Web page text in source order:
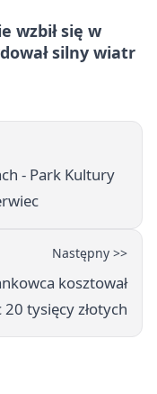
wzbił się w
silny wiatr
- Park Kultury
Następny >>
kosztował
tysięcy złotych